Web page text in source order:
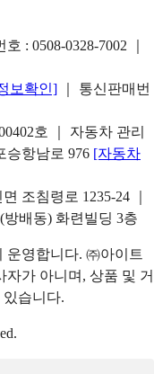
호 : 0508-0328-7002
보확인]
｜ 통신판매번
호 ｜ 자동차 관리
승항남로 976 [자동차
조침령로 1235-24 ｜
배동) 화련빌딩 3층
운영합니다. ㈜아이트
가 아니며, 상품 및 거
습니다.